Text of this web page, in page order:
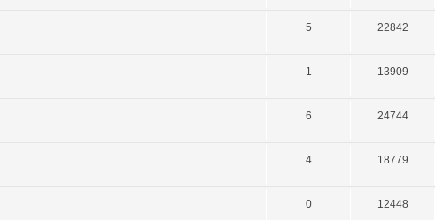
5 22842
1 13909
6 24744
4 18779
0 12448